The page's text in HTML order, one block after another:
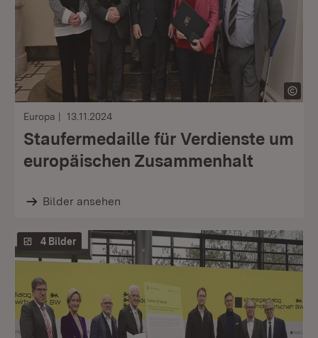
Europa 13.11.2024
Staufermedaille für Verdienste um
europäischen Zusammenhalt
Bilder ansehen
4 Bilder